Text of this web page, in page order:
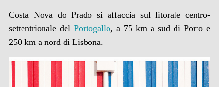
Costa Nova do Prado si affaccia sul litorale centro-
settentrionale del Portogallo, a 75 km a sud di Porto e
250 km a nord di Lisbona.